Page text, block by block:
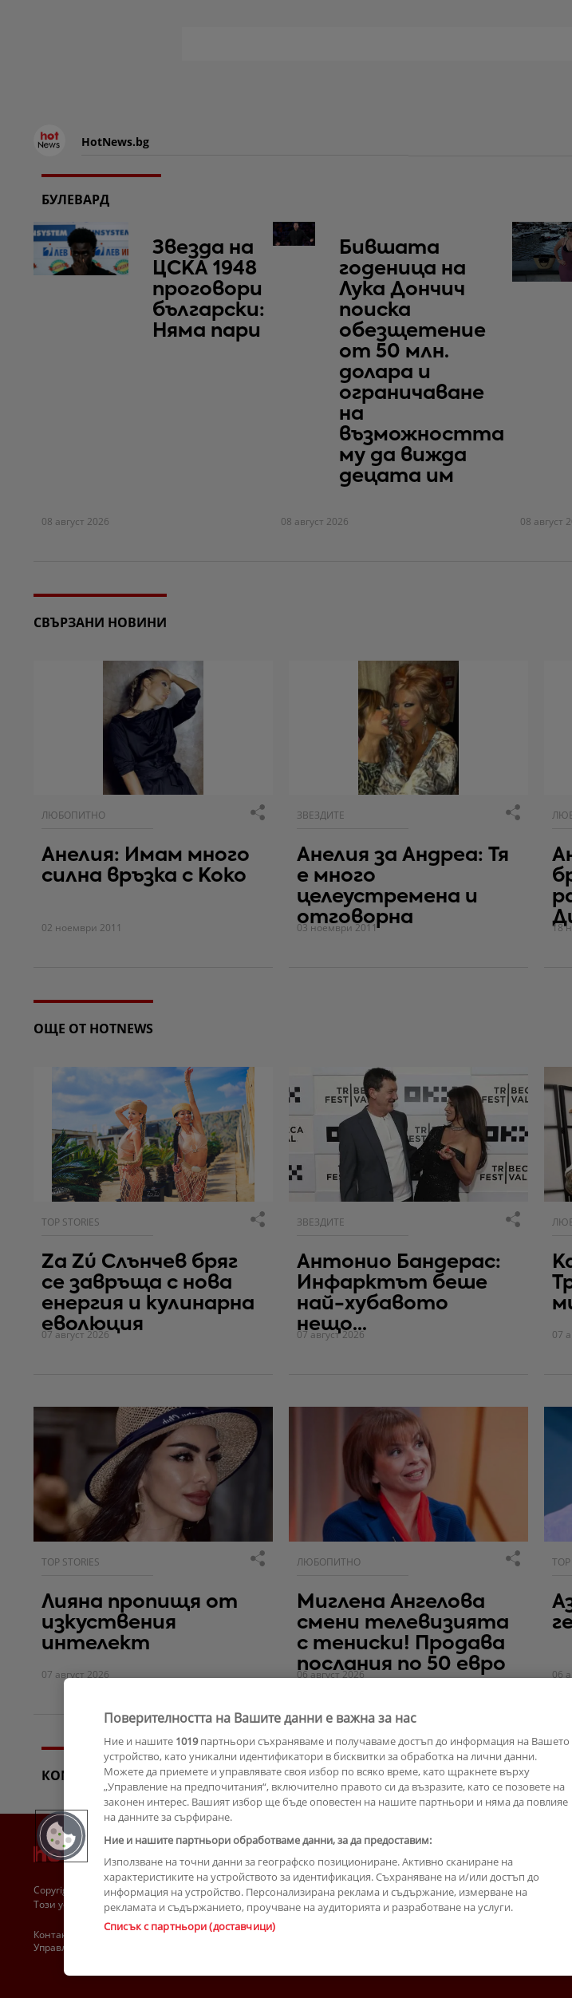
HotNews.bg
БУЛЕВАРД
Звезда на
ЦСКА 1948
проговори
български:
Няма пари
08 август 2026
Бившата
годеница на
Лука Дончич
поиска
обезщетение
от 50 млн.
долара и
ограничаване
на
възможността
му да вижда
децата им
08 август 2026 08 август
СВЪРЗАНИ НОВИНИ
ЛЮБОПИТНО
Анелия: Имам много
силна връзка с Коко
02 ноември 2011
ЗВЕЗДИТЕ
Анелия за Андреа: Тя
е много
целеустремена и
отговорна
03 ноември 2011 18
ОЩЕ ОТ HOTNEWS
TOP STORIES
Za Zú Слънчев бряг
се завръща с нова
енергия и кулинарна
еволюция
07 август 2026
ЗВЕЗДИТЕ
Антонио Бандерас:
Инфарктът беше
най-хубавото
нещо...
07 август 2026 07
TOP STORIES
Лияна пропищя от
изкуствения
интелект
07 август 2026
ЛЮБОПИТНО
Миглена Ангелова
смени телевизията
с тениски! Продава
послания по 50 евро
06 август 2026
TOP
06
КОМЕНТАРИ
Copyright © 2007-2026 Hotnews.bg. Всички права запазени.
Този уебсайт е собственост на Sportal Media Group
Контакти За рекламa Общи условия Етични правила на НСС
Управление на предпочитания
Поверителността на Вашите данни е важна за нас
Ние и нашите 1019партньори съхраняваме и получаваме достъп до информация на Вашето
устройство, като уникални идентификатори в бисквитки за обработка на лични данни.
Можете да приемете и управлявате своя избор по всяко време, като щракнете върху
„Управление на предпочитания“, включително правото си да възразите, като се позовете на
законен интерес. Вашият избор ще бъде оповестен на нашите партньори и няма да повлияе
на данните за сърфиране.
Ние и нашите партньори обработваме данни, за да предоставим:
Използване на точни данни за географско позициониране. Активно сканиране на
характеристиките на устройството за идентификация. Съхраняване на и/или достъп до
информация на устройство. Персонализирана реклама и съдържание, измерване на
рекламата и съдържанието, проучване на аудиторията и разработване на услуги.
Списък с партньори (доставчици)